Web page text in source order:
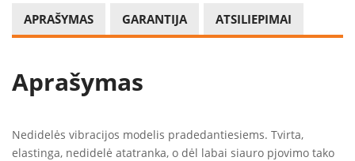
APRAŠYMAS GARANTIJA ATSILIEPIMAI
Aprašymas
Nedidelės vibracijos modelis pradedantiesiems. Tvirta,
elastinga, nedidelė atatranka, o dėl labai siauro pjovimo tako